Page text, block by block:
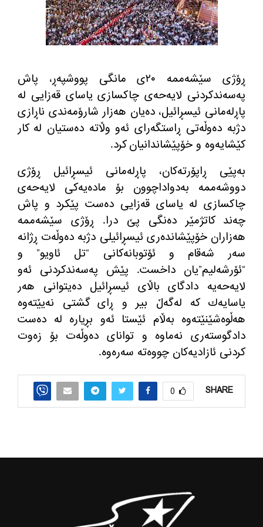
ڕۆژی سێشه‌ممه‌ ٢٠ی مانگی پووشپه‌ڕ، پاش
په‌سه‌ندكردنی لایه‌حه‌ی چاكسازی یاسای قه‌زایی له‌
پاڕله‌مانی ئیسڕائیل، ده‌یان هه‌زار شارۆمه‌ندی ناڕازی
دژبه‌ ده‌وڵه‌تی ڕاستگه‌رای ئه‌و وڵاته ده‌ستیان له‌ كار
كێشایه‌وه‌ و خۆپێشاندانیان كرد.
به‌پێی ڕاپۆرته‌كان، پاڕله‌مانی ئیسڕائیل ڕۆژی
دووشه‌ممه‌ به‌دواداچوون بۆ ماده‌یه‌كی لایه‌حه‌ی
چاكسازی له‌ یاسای قه‌زایی ده‌ست پێكرد و پاش
چه‌ند كاتژمێر ده‌نگی پێ درا. ڕۆژی سێشه‌ممه‌
هه‌زاران خۆپێشانده‌ری ئیسڕائیلی دژبه‌ ده‌وڵه‌ت ڕژانه
سه‌ر شه‌قام و ئۆتوبانه‌كانی “تل ئاویو” و
“ئۆرشه‌لیم”یان داخست. پێش په‌سه‌ندكردنی ئه‌و
لایه‌حه‌یه‌ دادگای باڵای ئیسڕائیل ده‌یتوانی هه‌ر
یاسایه‌ك كه‌ له‌گه‌ڵ بیر و ڕای گشتی نه‌یێته‌وه‌
هه‌ڵوه‌شێنێته‌وه‌ به‌ڵام ئێستا ئه‌و بڕیاره‌ له‌ ده‌ست
دادگوسته‌ری نه‌ماوه‌ و توانای ده‌وڵه‌ت بۆ زه‌وت
كردنی ئازادیه‌كان چووه‌ته‌ سه‌ره‌وه‌.
SHARE
0